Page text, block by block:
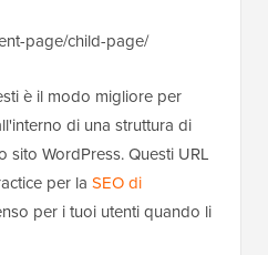
page/child-page/
è il modo migliore per
di una struttura di
sito WordPress. Questi URL
per la SEO di
per i tuoi utenti quando li